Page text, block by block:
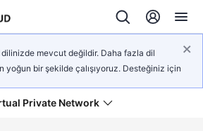
mevcut değildir. Daha fazla dil
yoğun bir şekilde çalışıyoruz. Desteğiniz için
Private Network